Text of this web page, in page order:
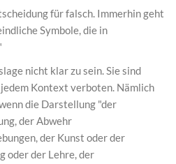
für falsch. Immerhin geht
Symbole, die in
nicht klar zu sein. Sie sind
Kontext verboten. Nämlich
die Darstellung "der
der Abwehr
der Kunst oder der
oder der Lehre, der